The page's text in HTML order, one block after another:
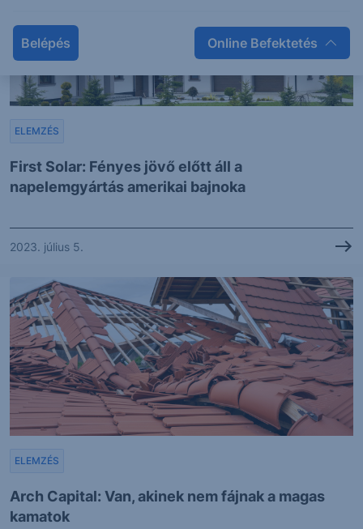
Belépés Online Befektetés
First Solar: Fényes jövő előtt áll a
napelemgyártás amerikai bajnoka
ELEMZÉS
2023. július 5.
Arch Capital: Van, akinek nem fájnak a magas
kamatok
ELEMZÉS